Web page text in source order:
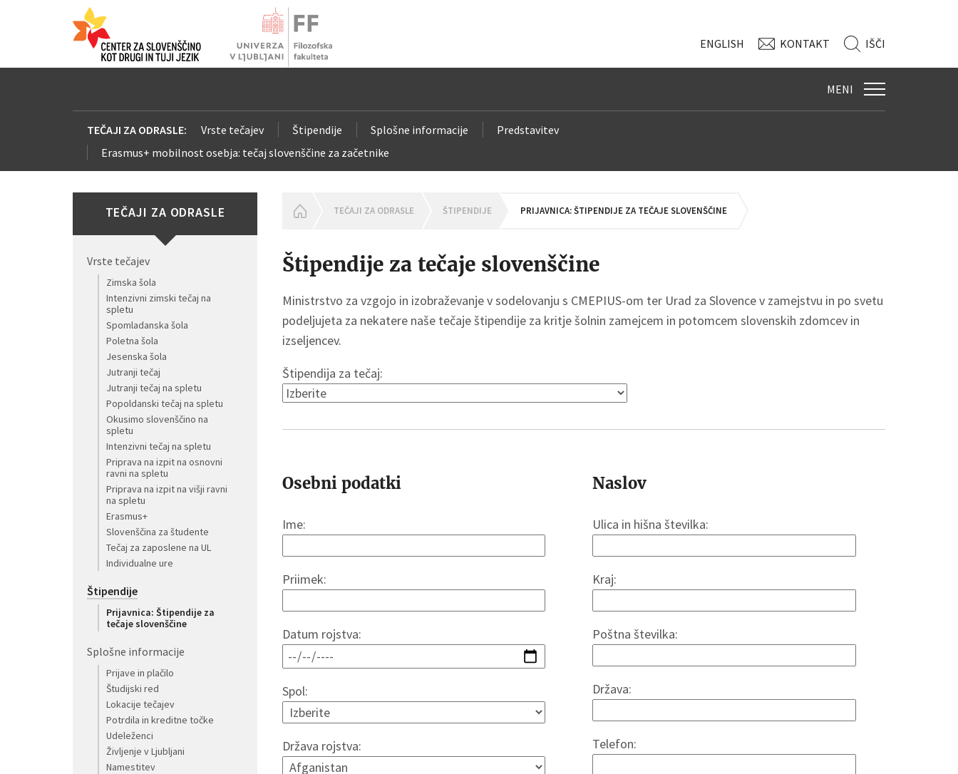
ENGLISH KONTAKT IŠČI
MENI
TEČAJI ZA ODRASLE: Vrste tečajev Štipendije Splošne informacije
Predstavitev
Erasmus+ mobilnost osebja: tečaj slovenščine za začetnike
TEČAJI ZA ODRASLE
Vrste tečajev
Zimska šola
Intenzivni zimski tečaj na
spletu
Spomladanska šola
Poletna šola
Jesenska šola
Jutranji tečaj
Jutranji tečaj na spletu
Popoldanski tečaj na spletu
Okusimo slovenščino na
spletu
Intenzivni tečaj na spletu
Priprava na izpit na osnovni
ravni na spletu
Priprava na izpit na višji ravni
na spletu
Erasmus+
Slovenščina za študente
Tečaj za zaposlene na UL
Individualne ure
Štipendije
Prijavnica: Štipendije za
tečaje slovenščine
Splošne informacije
Prijave in plačilo
Študijski red
Lokacije tečajev
Potrdila in kreditne točke
Udeleženci
Življenje v Ljubljani
Namestitev
HOMEPAGE
TEČAJI ZA ODRASLE ŠTIPENDIJE PRIJAVNICA: ŠTIPENDIJE ZA TEČAJE SLOVENŠČINE
Štipendije za tečaje slovenščine
Ministrstvo za vzgojo in izobraževanje v sodelovanju s CMEPIUS-om ter Urad za Slovence v zamejstvu in po svetu
podeljujeta za nekatere naše tečaje štipendije za kritje šolnin zamejcem in potomcem slovenskih zdomcev in
izseljencev.
Štipendija za tečaj:
Osebni podatki
Ime:
Priimek:
Datum rojstva:
Spol:
Država rojstva:
Naslov
Ulica in hišna številka:
Kraj:
Poštna številka:
Država:
Telefon: